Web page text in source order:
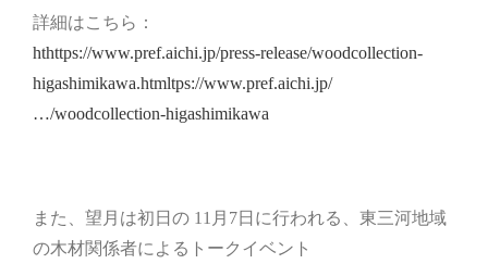
詳細はこちら：
hthttps://www.pref.aichi.jp/press-release/woodcollection-
higashimikawa.htmltps://www.pref.aichi.jp/
…/woodcollection-higashimikawa
また、望月は初日の 11月7日に行われる、東三河地域
の木材関係者によるトークイベント